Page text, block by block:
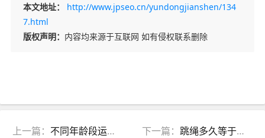
本文地址：
http://www.jpseo.cn/yundongjianshen/134
7.html
版权声明： 内容均来源于互联网 如有侵权联系删除
上一篇： 不同年龄段运动心率多少算合适？中医“心主血脉”理论助你精准把握 下一篇：跳绳多久等于慢跑半小时？中医体质运动换算方案